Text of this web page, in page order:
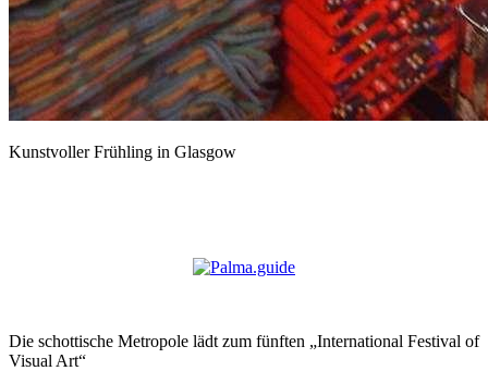
Kunstvoller Frühling in Glasgow
Die schottische Metropole lädt zum fünften „International Festival of
Visual Art“